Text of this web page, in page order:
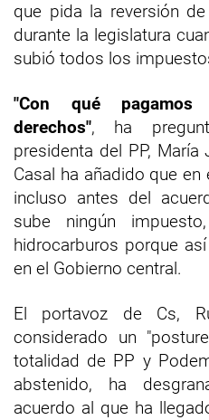
que pida la reversión
durante la legislatura
subió todos los
"Con qué
derechos", ha
presidenta del PP, María
Casal ha añadido que
incluso antes del
sube ningún
hidrocarburos porque
en el Gobierno central.
El portavoz de Cs,
considerado un
totalidad de PP y
abstenido, ha
acuerdo al que ha